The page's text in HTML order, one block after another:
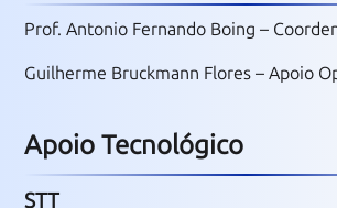
Prof. Antonio Fernando Boing –
Guilherme Bruckmann Flores – Apoio
Apoio Tecnológico
STT